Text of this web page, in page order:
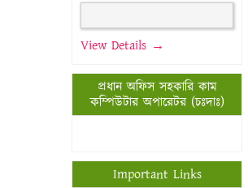
View Details →
প্রধান অফিস সহকারি কাম
কম্পিউটার অপারেটর (চঃদাঃ)
Important Links